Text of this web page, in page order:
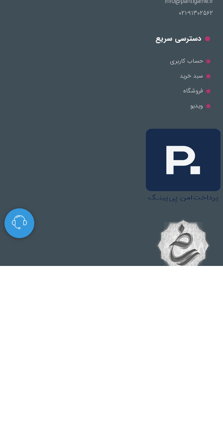
021-91302562
دسترسی سریع
حساب کاربری
سبد خرید
فروشگاه
ویدیو